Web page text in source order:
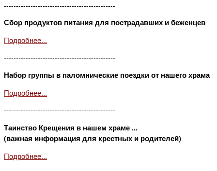
----------------------------------------------
Сбор продуктов питания для пострадавших и беженцев
Подробнее...
----------------------------------------------
Набор группы в паломнические поездки от нашего храма
Подробнее...
----------------------------------------------
Таинство Крещения в нашем храме ...
(важная информация для крестных и родителей)
Подробнее...